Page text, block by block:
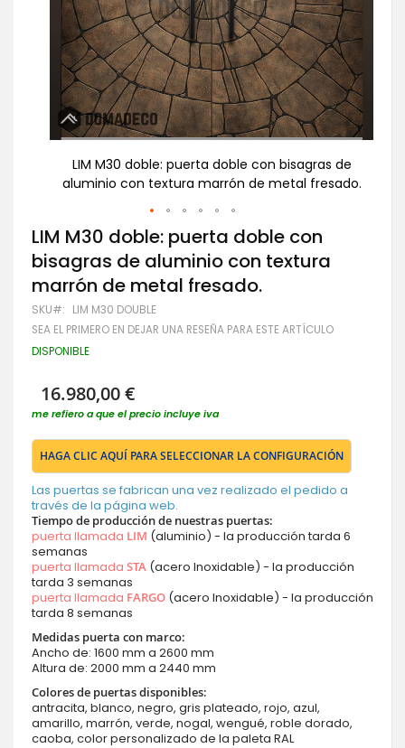
LIM M30 doble: puerta doble con bisagras de
aluminio con textura marrón de metal fresado.
Saltar
al
comienzo
de
la
galería
de
imágenes
LIM M30 doble: puerta doble con
bisagras de aluminio con textura
marrón de metal fresado.
SKU LIM M30 DOUBLE
SEA EL PRIMERO EN DEJAR UNA RESEÑA PARA ESTE ARTÍCULO
DISPONIBLE
16.980,00 €
me refiero a que el precio incluye iva
HAGA CLIC AQUÍ PARA SELECCIONAR LA CONFIGURACIÓN
Las puertas se fabrican una vez realizado el pedido a
través de la página web.
Tiempo de producción de nuestras puertas:
puerta llamada LIM (aluminio) - la producción tarda 6
semanas
puerta llamada STA (acero Inoxidable) - la producción
tarda 3 semanas
puerta llamada FARGO (acero Inoxidable) - la producción
tarda 8 semanas
Medidas puerta con marco:
Ancho de: 1600 mm a 2600 mm
Altura de: 2000 mm a 2440 mm
Colores de puertas disponibles:
antracita, blanco, negro, gris plateado, rojo, azul,
amarillo, marrón, verde, nogal, wengué, roble dorado,
caoba, color personalizado de la paleta RAL